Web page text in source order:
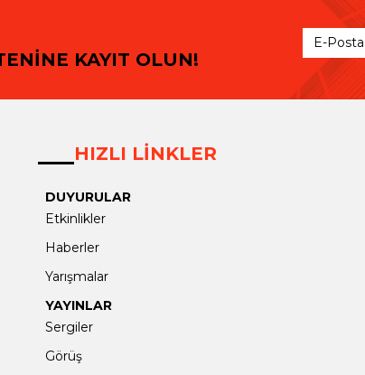
KAYIT OLUN!
HIZLI LİNKLER
DUYURULAR
Etkinlikler
Haberler
Yarışmalar
YAYINLAR
Sergiler
Görüş